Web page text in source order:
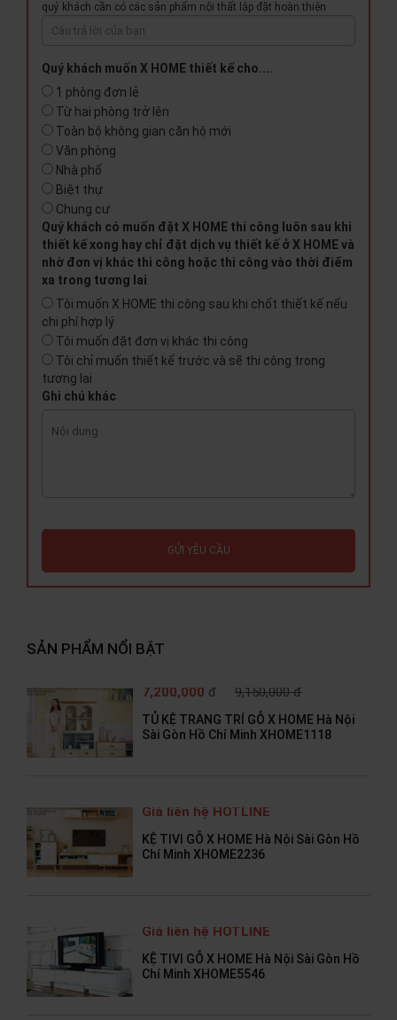
quý khách cần có các sản phẩm nội thất lắp đặt hoàn thiện
Quý khách muốn X HOME thiết kế cho....
1 phòng đơn lẻ
Từ hai phòng trở lên
Toàn bộ không gian căn hộ mới
Văn phòng
Nhà phố
Biệt thự
Chung cư
Quý khách có muốn đặt X HOME thi công luôn sau khi
thiết kế xong hay chỉ đặt dịch vụ thiết kế ở X HOME và
nhờ đơn vị khác thi công hoặc thi công vào thời điểm
xa trong tương lai
Tôi muốn X HOME thi công sau khi chốt thiết kế nếu
chi phí hợp lý
Tôi muốn đặt đơn vị khác thi công
Tôi chỉ muốn thiết kế trước và sẽ thi công trong
tương lai
Ghi chú khác
GỬI YÊU CẦU
SẢN PHẨM NỔI BẬT
7,200,000 đ 9,150,000 đ
TỦ KỆ TRANG TRÍ GỖ X HOME Hà Nội
Sài Gòn Hồ Chí Minh XHOME1118
Giá liên hệ HOTLINE
KỆ TIVI GỖ X HOME Hà Nội Sài Gòn Hồ
Chí Minh XHOME2236
Giá liên hệ HOTLINE
KỆ TIVI GỖ X HOME Hà Nội Sài Gòn Hồ
Chí Minh XHOME5546